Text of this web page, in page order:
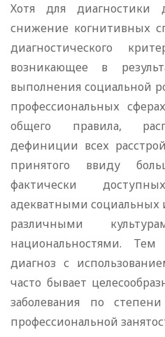
Хотя для диагностики
снижение когнитивных
диагностического
возникающее в
выполнения социальной
профессиональных
общего правила,
дефиниции всех
принятого ввиду
фактически
адекватными социальных
различными
национальностями.
диагноз с
часто бывает
заболевания по
профессиональной